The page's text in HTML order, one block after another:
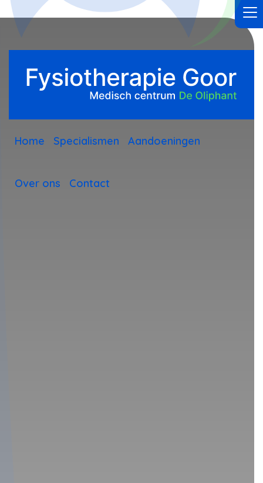
Home Specialismen Aandoeningen
Over ons Contact